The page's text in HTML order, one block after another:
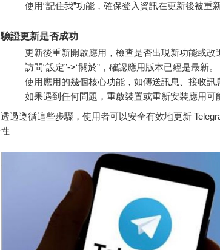
使用“記住我”功能，確保登入資訊在更新後被重新
驗證更新是否成功
更新後重新開啟應用，檢查是否出現新功能或改
訪問“設定”->“關於”，確認應用版本已經是最新。
使用應用的幾個核心功能，如傳送訊息、接收訊
如果遇到任何問題，重啟裝置或重新安裝應用可
透過遵循這些步驟，使用者可以安全有效地更新
性